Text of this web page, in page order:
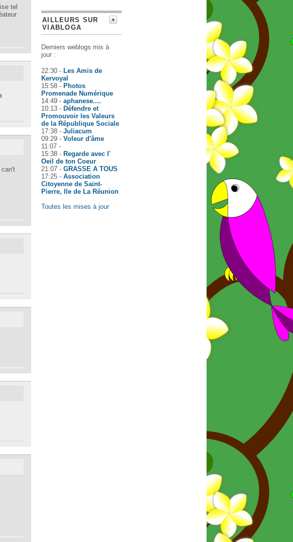
tel
can't
AILLEURS SUR
VIABLOGA
Derniers weblogs mis à
jour :
22:30 - Les Amis de
Kervoyal
15:58 - Photos
Promenade Numérique
14:49 - aphanese....
10:13 - Défendre et
Promouvoir les Valeurs
de la République Sociale
17:38 - Juliacum
09:29 - Voleur d'âme
11:07 -
15:38 - Regarde avec l'
Oeil de ton Coeur
21:07 - GRASSE A TOUS
17:25 - Association
Citoyenne de Saint-
Pierre, Ile de La Réunion
Toutes les mises à jour